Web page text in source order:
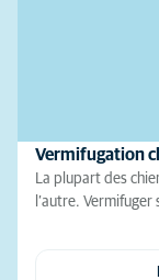
Vermifugation
La plupart des
l’autre.